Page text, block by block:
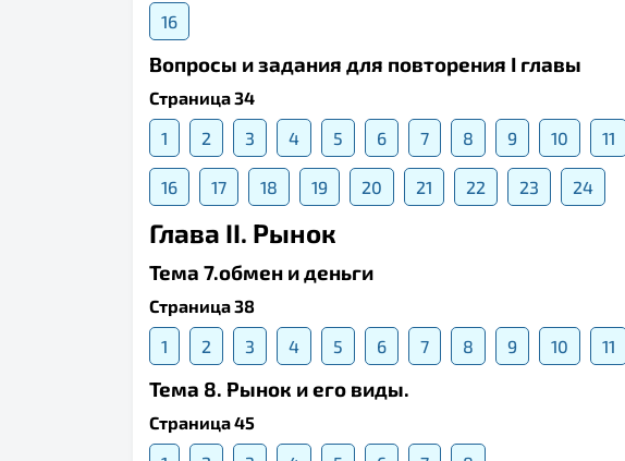
16
Вопросы и задания для повторения I главы
Страница 34
1
2 3 4 5 6 7 8 9 10 11
16 17 18 19 20 21 22 23 24
Глава II. Рынок
Тема 7.обмен и деньги
Страница 38
1
2 3 4 5 6 7 8 9 10 11
Тема 8. Рынок и его виды.
Страница 45